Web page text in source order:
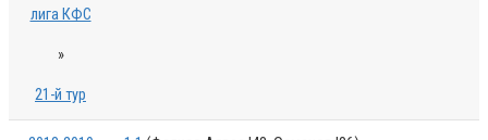
лига КФС
»
21-й тур